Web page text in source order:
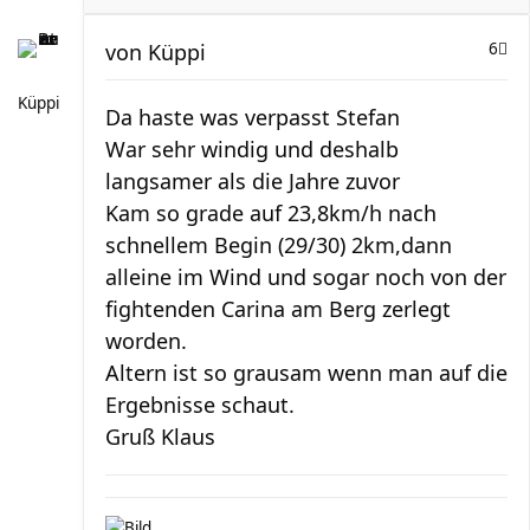
Küppi
6
von Küppi
Da haste was verpasst Stefan
War sehr windig und deshalb
langsamer als die Jahre zuvor
Kam so grade auf 23,8km/h nach
schnellem Begin (29/30) 2km,dann
alleine im Wind und sogar noch von der
fightenden Carina am Berg zerlegt
worden.
Altern ist so grausam wenn man auf die
Ergebnisse schaut.
Gruß Klaus